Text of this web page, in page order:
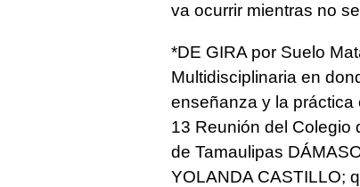
va ocurrir mientras no
*DE GIRA por Suelo
Multidisciplinaria en
enseñanza y la
13 Reunión del Colegio
de Tamaulipas
YOLANDA CASTILLO;